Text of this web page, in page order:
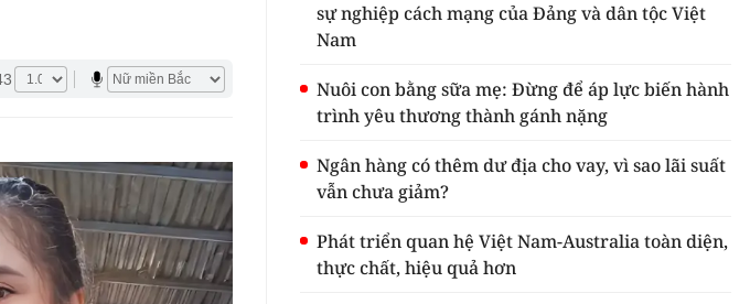
sự nghiệp cách mạng của Đảng và dân tộc Việt
Nam
Nuôi con bằng sữa mẹ: Đừng để áp lực biến hành
trình yêu thương thành gánh nặng
Ngân hàng có thêm dư địa cho vay, vì sao lãi suất
vẫn chưa giảm?
Phát triển quan hệ Việt Nam-Australia toàn diện,
thực chất, hiệu quả hơn